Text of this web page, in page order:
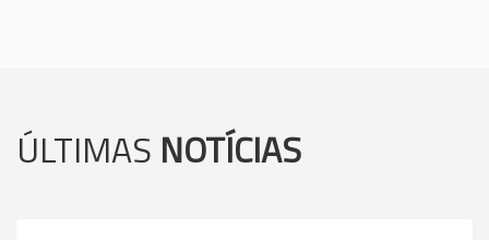
ÚLTIMAS NOTÍCIAS